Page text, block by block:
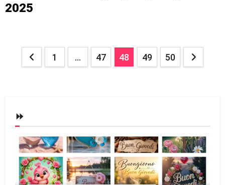
2025
Posts
1 … 47 48 49 50
⏩